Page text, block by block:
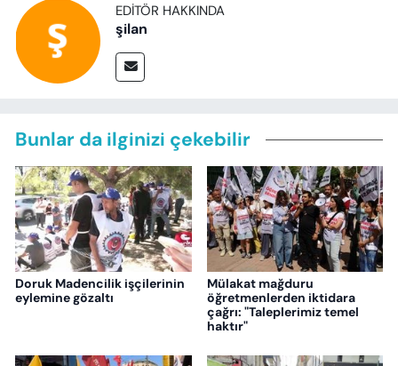
EDITÖR HAKKINDA
şilan
Bunlar da ilginizi çekebilir
Doruk Madencilik işçilerinin
eylemine gözaltı
Mülakat mağduru
öğretmenlerden iktidara
çağrı: "Taleplerimiz temel
haktır"